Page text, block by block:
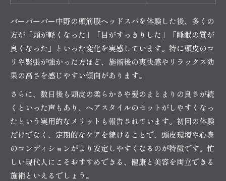
バーバーバー中野の頭筋膜ヘッドスパを体験した後、多くの
方が「頭が軽くなった」「目がすっきりした」「睡眠の質が
良くなった」といった変化を実感しています。特に頭皮のコ
リや緊張が強かった方ほど、施術後の爽快感やリラックス効
果の高さを感じやすい傾向があります。
さらに、数日後も頭皮の柔らかさや髪のまとまりの良さが続
くといった声もあり、ヘアスタイルのセットがしやすくなっ
たという実用的なメリットも報告されています。初回の体験
だけでなく、定期的なケアを続けることで、頭皮環境や心身
のコンディションがより安定しやすくなるのが特徴です。忙
しい現代人にこそおすすめできる、健康と美容を両立できる
施術といえるでしょう。